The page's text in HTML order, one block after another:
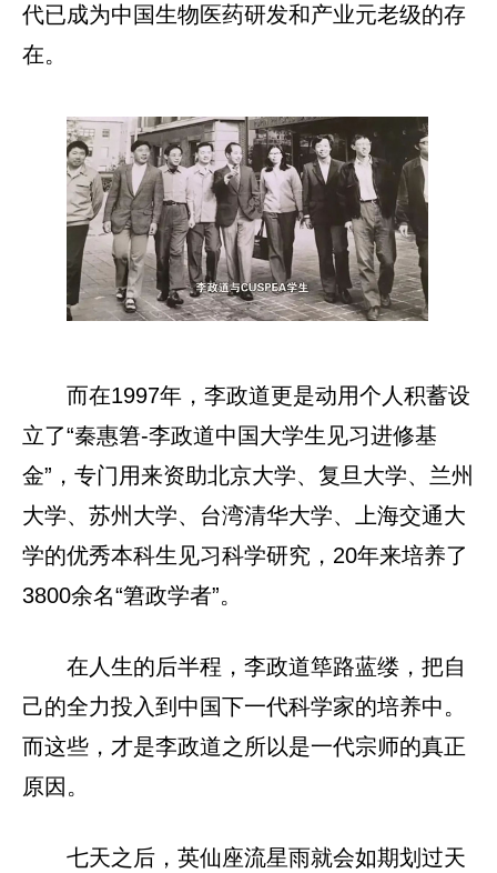
代已成为中国生物医药研发和产业元老级的存
在。
而在1997年，李政道更是动用个人积蓄设
立了“秦惠䇹-李政道中国大学生见习进修基
金”，专门用来资助北京大学、复旦大学、兰州
大学、苏州大学、台湾清华大学、上海交通大
学的优秀本科生见习科学研究，20年来培养了
3800余名“䇹政学者”。
在人生的后半程，李政道筚路蓝缕，把自
己的全力投入到中国下一代科学家的培养中。
而这些，才是李政道之所以是一代宗师的真正
原因。
七天之后，英仙座流星雨就会如期划过天